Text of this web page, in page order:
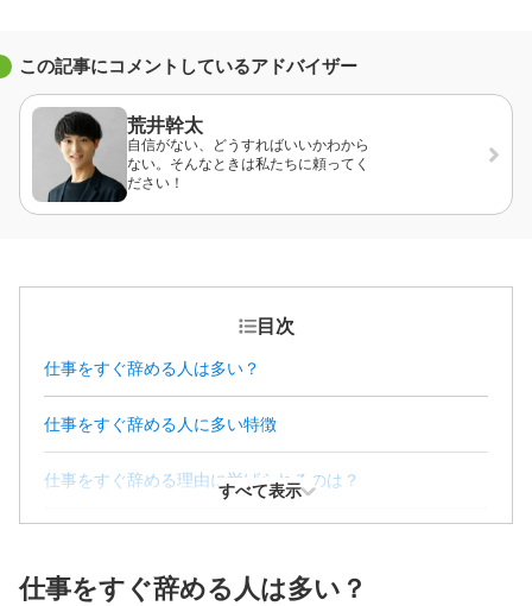
この記事にコメントしているアドバイザー
荒井幹太
自信がない、どうすればいいかわから
ない。そんなときは私たちに頼ってく
ださい！
目次
仕事をすぐ辞める人は多い？
仕事をすぐ辞める人に多い特徴
仕事をすぐ辞める理由に挙げられるのは？
仕事をすぐ辞めても良い場合は？
すべて表示
仕事をすぐ辞める人は多い？